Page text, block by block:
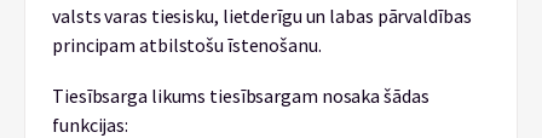
valsts varas tiesisku, lietderīgu un labas pārvaldības
principam atbilstošu īstenošanu.
Tiesībsarga likums tiesībsargam nosaka šādas
funkcijas: